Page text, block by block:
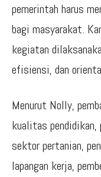
pemerintah harus
bagi masyarakat.
kegiatan
efisiensi, dan
Menurut Nolly,
kualitas pendidikan,
sektor pertanian,
lapangan kerja,